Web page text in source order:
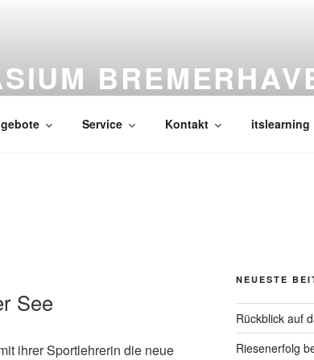
Service Kontakt itslearning
See
ihrer Sportlehrerin die neue
NEUESTE
Rückblick auf
Riesenerfolg